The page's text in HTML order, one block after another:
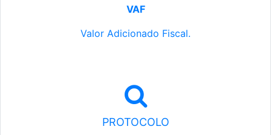
VAF
Valor Adicionado Fiscal.
PROTOCOLO